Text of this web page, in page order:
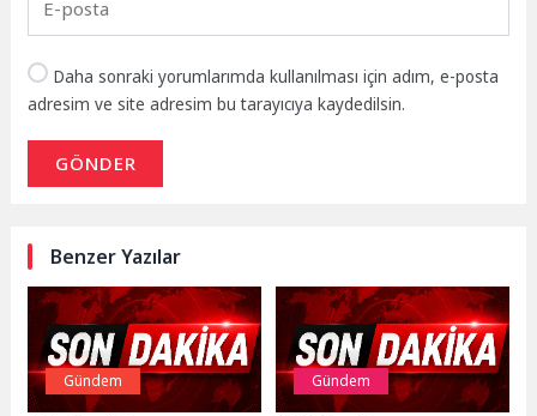
Daha sonraki yorumlarımda kullanılması için adım, e-posta
adresim ve site adresim bu tarayıcıya kaydedilsin.
GÖNDER
Benzer Yazılar
Gündem Gündem